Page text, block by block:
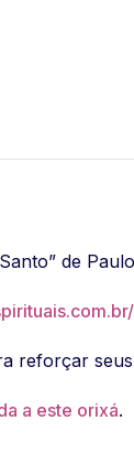
de
reforçar
a este orixá.